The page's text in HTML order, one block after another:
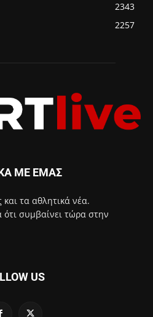
2343
2257
ΜΕ ΕΜΑΣ
και τα αθλητικά νέα.
συμβαίνει τώρα στην
US